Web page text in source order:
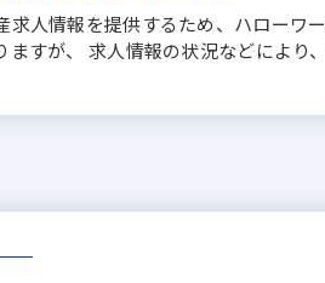
求人情報を提供するため、ハローワ
すが、 求人情報の状況などにより